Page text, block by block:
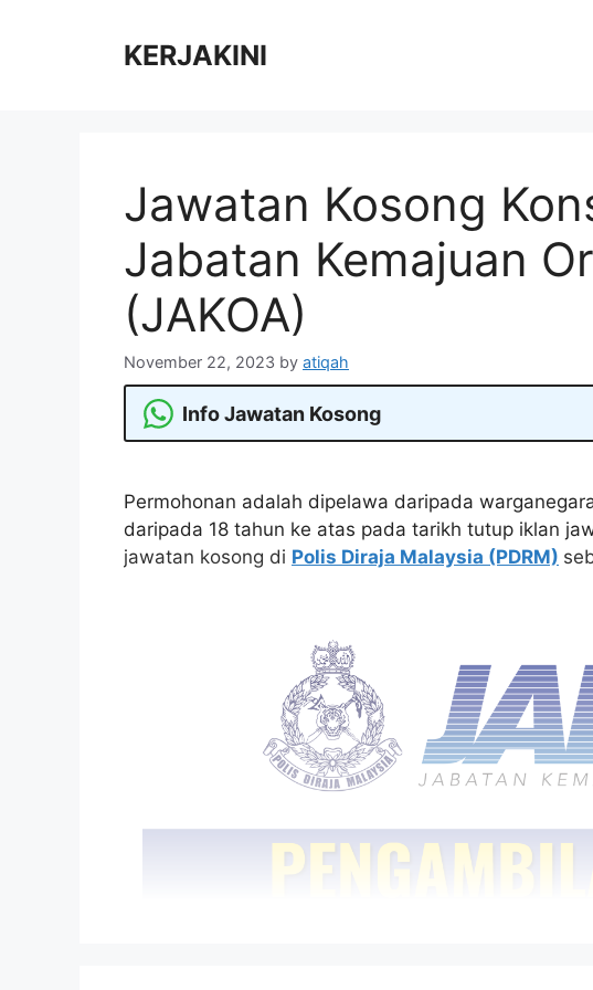
KERJAKINI
Jawatan Kosong
Jabatan Kemajuan
(JAKOA)
November 22, 2023 by atiqah
Info Jawatan Kosong
Permohonan adalah dipelawa daripada
daripada 18 tahun ke atas pada tarikh tutup iklan
jawatan kosong di Polis Diraja Malaysia (PDRM)